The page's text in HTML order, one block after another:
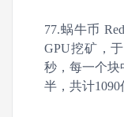
77.蜗牛币
GPU挖矿，
秒，每一个块
半，共计1090